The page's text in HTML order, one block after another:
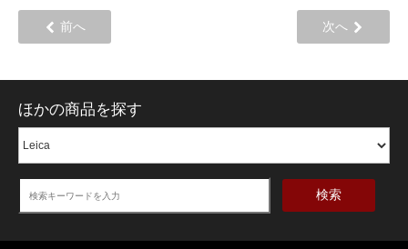
前へ 次へ
ほかの商品を探す
検索